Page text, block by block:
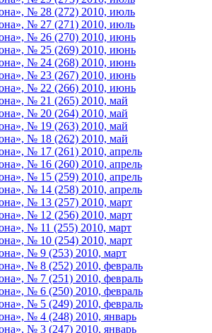
№ 28 (272) 2010, июль
№ 27 (271) 2010, июль
№ 26 (270) 2010, июнь
№ 25 (269) 2010, июнь
№ 24 (268) 2010, июнь
№ 23 (267) 2010, июнь
№ 22 (266) 2010, июнь
№ 21 (265) 2010, май
№ 20 (264) 2010, май
№ 19 (263) 2010, май
№ 18 (262) 2010, май
№ 17 (261) 2010, апрель
№ 16 (260) 2010, апрель
№ 15 (259) 2010, апрель
№ 14 (258) 2010, апрель
№ 13 (257) 2010, март
№ 12 (256) 2010, март
№ 11 (255) 2010, март
№ 10 (254) 2010, март
№ 9 (253) 2010, март
№ 8 (252) 2010, февраль
№ 7 (251) 2010, февраль
№ 6 (250) 2010, февраль
№ 5 (249) 2010, февраль
№ 4 (248) 2010, январь
№ 3 (247) 2010, январь